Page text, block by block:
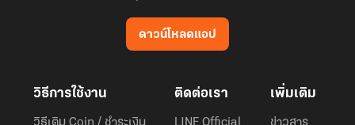
ดาวน์โหลดแอป
วิธีการใช้งาน ติดต่อเรา เพิ่มเติม